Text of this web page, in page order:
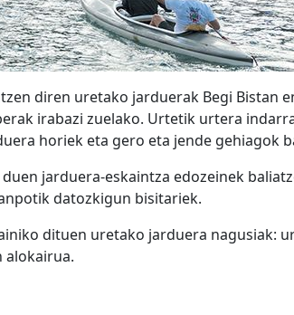
diren uretako jarduerak Begi Bistan
irabazi zuelako. Urtetik urtera
horiek eta gero eta jende gehiagok
jarduera-eskaintza edozeinek
datozkigun bisitariek.
dituen uretako jarduera nagusiak:
alokairua.